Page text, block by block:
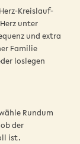
Kreislauf-
unter
und extra
Familie
loslegen
Rundum
der
ist.